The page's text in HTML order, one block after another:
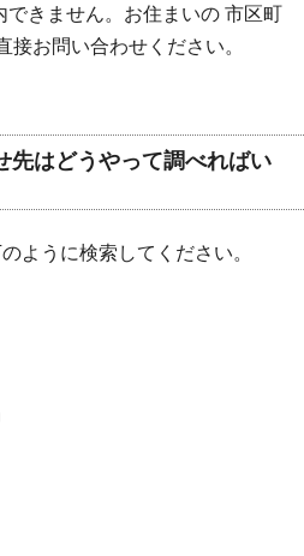
きません。お住まいの 市区町
お問い合わせください。
先はどうやって調べればい
ように検索してください。